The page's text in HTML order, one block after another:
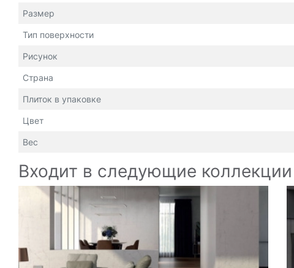
Размер
Тип поверхности
Рисунок
Страна
Плиток в упаковке
Цвет
Вес
Входит в следующие коллекции